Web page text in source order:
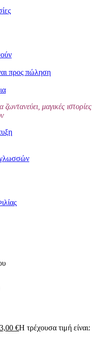
προς πώληση
μαγικές ιστορίες
€Η τρέχουσα τιμή είναι: